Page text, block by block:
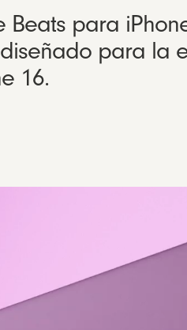
Beats para
para la
16.